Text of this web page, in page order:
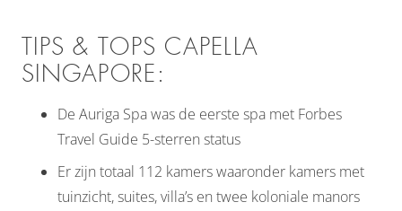
TIPS & TOPS CAPELLA
SINGAPORE:
De Auriga Spa was de eerste spa met Forbes
Travel Guide 5-sterren status
Er zijn totaal 112 kamers waaronder kamers met
tuinzicht, suites, villa’s en twee koloniale manors